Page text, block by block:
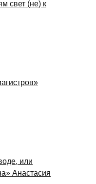
свет (не) к
или
Анастасия